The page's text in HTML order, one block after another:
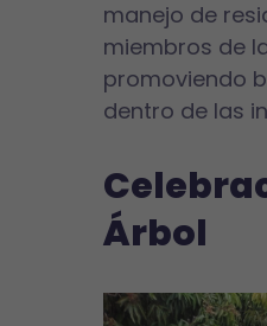
manejo de
miembros de
promoviendo
dentro de las
Árbol